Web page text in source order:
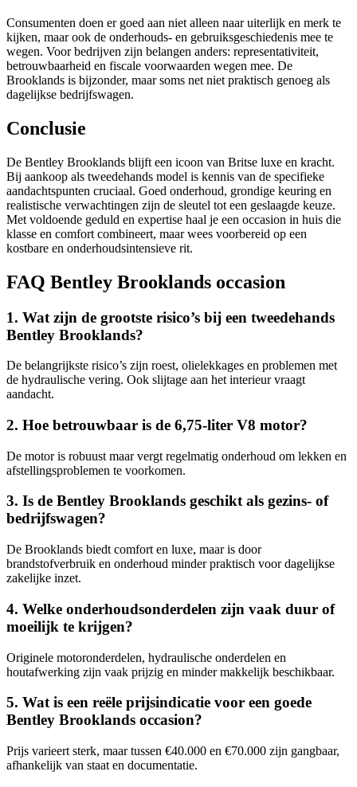
Consumenten doen er goed aan niet alleen naar uiterlijk en merk te
kijken, maar ook de onderhouds- en gebruiksgeschiedenis mee te
wegen. Voor bedrijven zijn belangen anders: representativiteit,
betrouwbaarheid en fiscale voorwaarden wegen mee. De
Brooklands is bijzonder, maar soms net niet praktisch genoeg als
dagelijkse bedrijfswagen.
Conclusie
De Bentley Brooklands blijft een icoon van Britse luxe en kracht.
Bij aankoop als tweedehands model is kennis van de specifieke
aandachtspunten cruciaal. Goed onderhoud, grondige keuring en
realistische verwachtingen zijn de sleutel tot een geslaagde keuze.
Met voldoende geduld en expertise haal je een occasion in huis die
klasse en comfort combineert, maar wees voorbereid op een
kostbare en onderhoudsintensieve rit.
FAQ Bentley Brooklands occasion
1. Wat zijn de grootste risico’s bij een tweedehands
Bentley Brooklands?
De belangrijkste risico’s zijn roest, olielekkages en problemen met
de hydraulische vering. Ook slijtage aan het interieur vraagt
aandacht.
2. Hoe betrouwbaar is de 6,75-liter V8 motor?
De motor is robuust maar vergt regelmatig onderhoud om lekken en
afstellingsproblemen te voorkomen.
3. Is de Bentley Brooklands geschikt als gezins- of
bedrijfswagen?
De Brooklands biedt comfort en luxe, maar is door
brandstofverbruik en onderhoud minder praktisch voor dagelijkse
zakelijke inzet.
4. Welke onderhoudsonderdelen zijn vaak duur of
moeilijk te krijgen?
Originele motoronderdelen, hydraulische onderdelen en
houtafwerking zijn vaak prijzig en minder makkelijk beschikbaar.
5. Wat is een reële prijsindicatie voor een goede
Bentley Brooklands occasion?
Prijs varieert sterk, maar tussen €40.000 en €70.000 zijn gangbaar,
afhankelijk van staat en documentatie.